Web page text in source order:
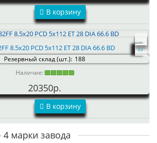
В корзину
8.5x20 PCD 5x112 ET 28 DIA 66.6 BD
Резервный склад (шт.): 188
Наличие:
20350р.
В корзину
марки завода